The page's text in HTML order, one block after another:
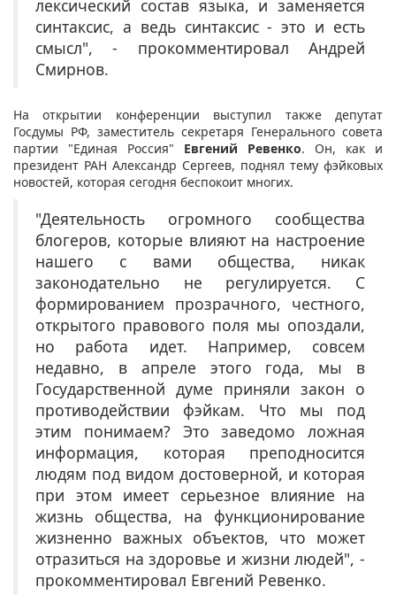
лексический состав языка, и заменяется
синтаксис, а ведь синтаксис - это и есть
смысл", - прокомментировал Андрей
Смирнов.
На открытии конференции выступил также депутат
Госдумы РФ, заместитель секретаря Генерального совета
партии "Единая Россия" Евгений Ревенко. Он, как и
президент РАН Александр Сергеев, поднял тему фэйковых
новостей, которая сегодня беспокоит многих.
"Деятельность огромного сообщества
блогеров, которые влияют на настроение
нашего с вами общества, никак
законодательно не регулируется. С
формированием прозрачного, честного,
открытого правового поля мы опоздали,
но работа идет. Например, совсем
недавно, в апреле этого года, мы в
Государственной думе приняли закон о
противодействии фэйкам. Что мы под
этим понимаем? Это заведомо ложная
информация, которая преподносится
людям под видом достоверной, и которая
при этом имеет серьезное влияние на
жизнь общества, на функционирование
жизненно важных объектов, что может
отразиться на здоровье и жизни людей", -
прокомментировал Евгений Ревенко.